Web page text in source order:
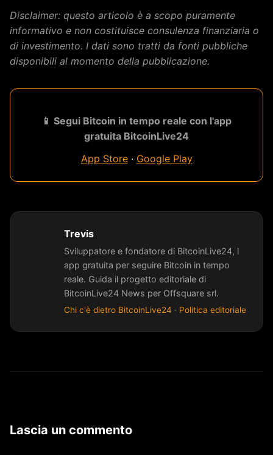
Disclaimer: questo articolo è a scopo puramente
informativo e non costituisce consulenza finanziaria o
di investimento. I dati sono tratti da fonti pubbliche
disponibili al momento della pubblicazione.
📱 Segui Bitcoin in tempo reale con l'app
gratuita BitcoinLive24
App Store· Google Play
Trevis
Sviluppatore e fondatore di BitcoinLive24, l
app gratuita per seguire Bitcoin in tempo
reale. Guida il progetto editoriale di
BitcoinLive24 News per Offsquare srl.
Chi c'è dietro BitcoinLive24 · Politica editoriale
Lascia un commento